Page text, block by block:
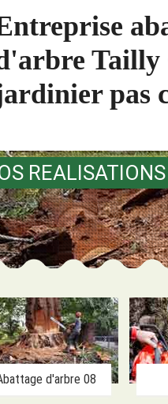
Tailly
pas
REALISATIONS
d'arbre 08